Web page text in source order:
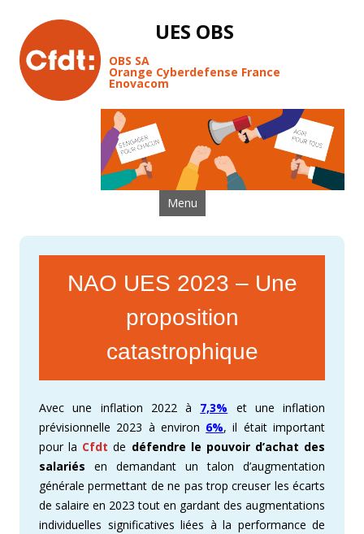
UES OBS
OBS SA
Orange Cyberdefense France
Enovacom
Menu Aller au contenu
NAO UES 2023 – Une
proposition
catastrophique
Avec une inflation 2022 à 7,3%
et une inflation
prévisionnelle 2023 à environ 6%, il était important
pour la Cfdt de défendre le pouvoir d’achat des
salariés en demandant un talon d’augmentation
générale permettant de ne pas trop creuser les écarts
de salaire en 2023 tout en gardant des augmentations
individuelles significatives liées à la performance de